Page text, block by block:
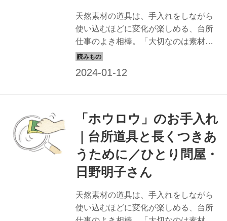
天然素材の道具は、手入れをしながら
使い込むほどに変化が楽しめる、台所
仕事のよき相棒。「大切なのは素材を
知ること」と話す「ひとり問屋」で道
用道具 「漆」の器 日々つやが増す、
「猪狩史幸（いがりまさゆき）さん」
の正法寺椀 作家がみずから漆を採取し
てつくる漆器。使うほどに艶やかにな
るので、新品ではなくこちらを譲って
ほしいといわれることも。「煮物など
おかずを入れるのにも重宝していま
す」 ごはん用の「安比塗（あっぴぬ
り）漆器工房」の飯椀 日野さんは、汁
「ホウロウ」のお手入れ
｜台所道具と長くつきあ
うために／ひとり問屋・
日野明子さん
天然素材の道具は、手入れをしながら
使い込むほどに変化が楽しめる、台所